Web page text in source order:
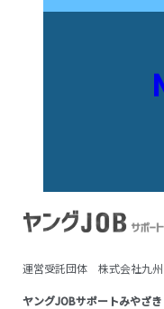
運営受託団体 株式会社九州
ヤングJOBサポートみやざき